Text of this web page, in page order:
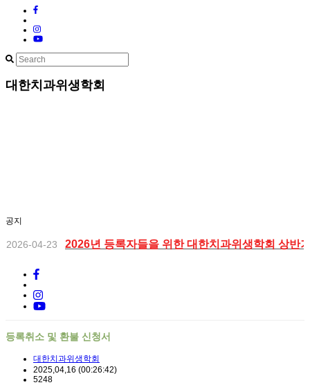
대한치과위생학회
공지
2026-04-23 2026년 등록자들을 위한 대한치과위생학회 상반
2026-02-19
2025-11-02
2025-10-15 2025년 하반기 학술집담회 개최안내 (2025년 11
2026-04-23 2026년 상반기 학술집담회 문자차단하신분들을
등록취소 및 환불 신청서
대한치과위생학회
2025,04,16 (00:26:42)
5248